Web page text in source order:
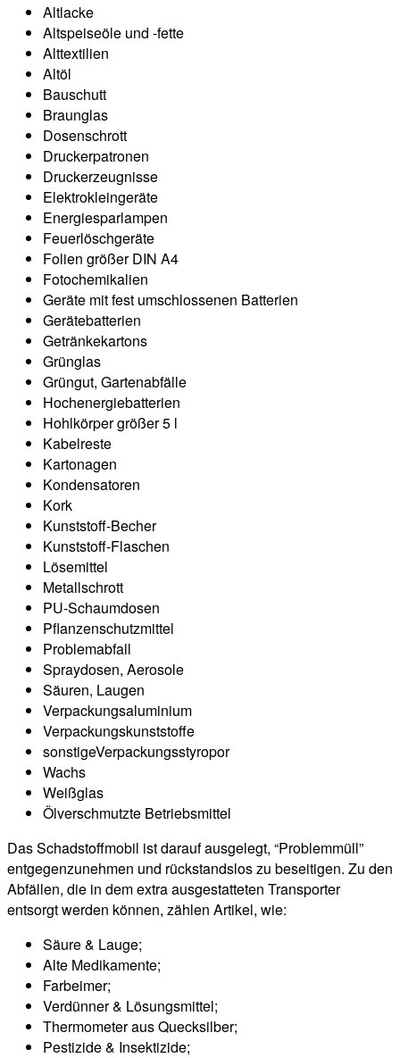
Altlacke
Altspeiseöle und -fette
Alttextilien
Altöl
Bauschutt
Braunglas
Dosenschrott
Druckerpatronen
Druckerzeugnisse
Elektrokleingeräte
Energiesparlampen
Feuerlöschgeräte
Folien größer DIN A4
Fotochemikalien
Geräte mit fest umschlossenen Batterien
Gerätebatterien
Getränkekartons
Grünglas
Grüngut, Gartenabfälle
Hochenergiebatterien
Hohlkörper größer 5 l
Kabelreste
Kartonagen
Kondensatoren
Kork
Kunststoff-Becher
Kunststoff-Flaschen
Lösemittel
Metallschrott
PU-Schaumdosen
Pflanzenschutzmittel
Problemabfall
Spraydosen, Aerosole
Säuren, Laugen
Verpackungsaluminium
Verpackungskunststoffe
sonstigeVerpackungsstyropor
Wachs
Weißglas
Ölverschmutzte Betriebsmittel
Das Schadstoffmobil ist darauf ausgelegt, “Problemmüll”
entgegenzunehmen und rückstandslos zu beseitigen. Zu den
Abfällen, die in dem extra ausgestatteten Transporter
entsorgt werden können, zählen Artikel, wie:
Säure & Lauge;
Alte Medikamente;
Farbeimer;
Verdünner & Lösungsmittel;
Thermometer aus Quecksilber;
Pestizide & Insektizide;